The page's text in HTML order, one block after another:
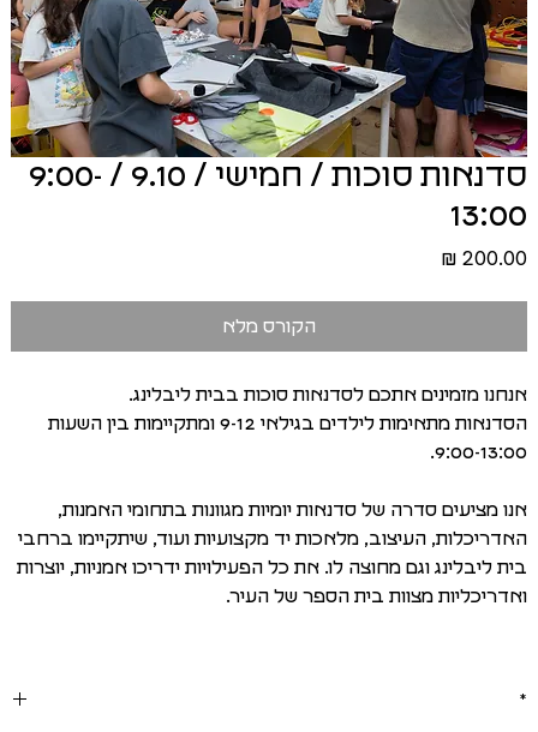
סדנאות סוכות / חמישי / 9.10 / 9:00-
13:00
מחיר
הקורס מלא
אנחנו מזמינים אתכם לסדנאות סוכות בבית ליבלינג.
הסדנאות מתאימות לילדים בגילאי 9-12 ומתקיימות בין השעות
9:00-13:00.
אנו מציעים סדרה של סדנאות יומיות מגוונות בתחומי האמנות,
האדריכלות, העיצוב, מלאכות יד מקצועיות ועוד, שיתקיימו ברחבי
בית ליבלינג וגם מחוצה לו. את כל הפעילויות ידריכו אמניות, יוצרות
ואדריכליות מצוות בית הספר של העיר.
*